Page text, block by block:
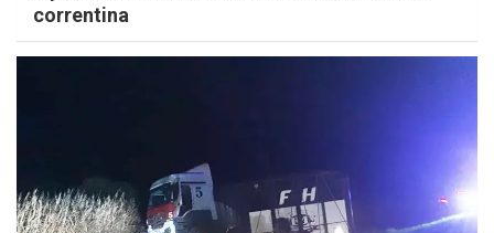
correntina